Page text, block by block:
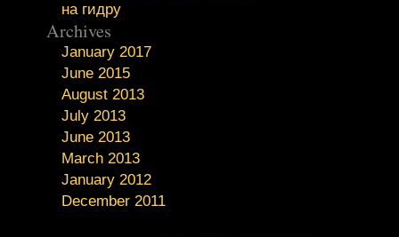
на гидру
Archives
January 2017
June 2015
August 2013
July 2013
June 2013
March 2013
January 2012
December 2011